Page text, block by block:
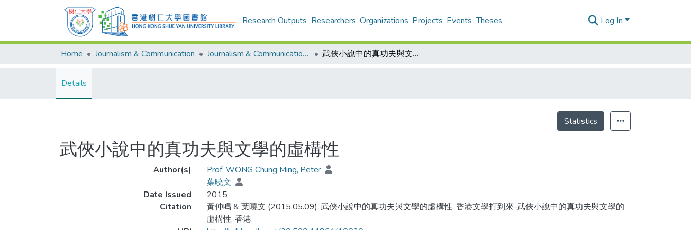
Research Outputs Researchers Organizations Projects Events Theses Log In
Home Journalism & Communication Journalism & Communication - Publication 武俠小說中的真功夫與文學的虛構性
Details
Statistics
武俠小說中的真功夫與文學的虛構性
Author(s)
Prof. WONG Chung Ming, Peter
葉曉文
Date Issued
2015
Citation
黃仲鳴 & 葉曉文 (2015.05.09). 武俠小說中的真功夫與文學的虛構性. 香港文學打到來-武俠小說中的真功夫與文學的
虛構性, 香港.